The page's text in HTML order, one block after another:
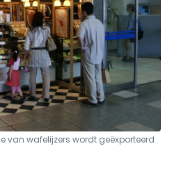
van wafelijzers wordt geëxporteerd